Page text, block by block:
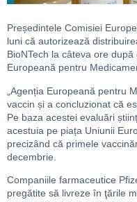
Președintele Comisiei
luni că autorizează
BioNTech la câteva ore
Europeană pentru
„Agenția Europeană pentru
vaccin și a concluzionat că
Pe baza acestei evaluări
acestuia pe piața Uniunii
precizând că primele
decembrie.
Companiile farmaceutice
pregătite să livreze în ţările